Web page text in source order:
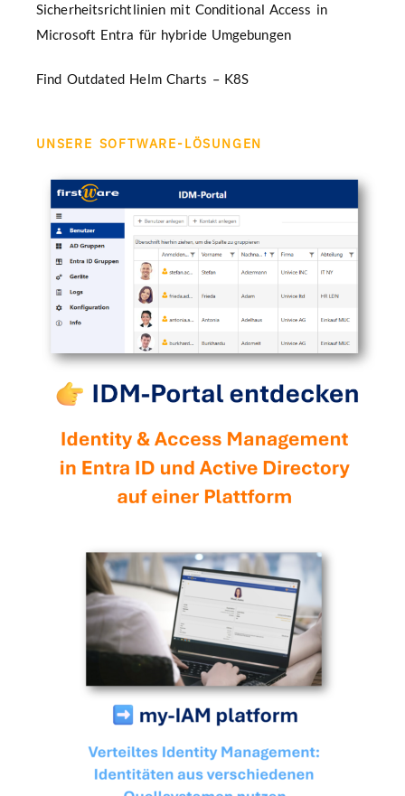
Sicherheitsrichtlinien mit Conditional Access in
Microsoft Entra für hybride Umgebungen
Find Outdated Helm Charts – K8S
UNSERE SOFTWARE-LÖSUNGEN